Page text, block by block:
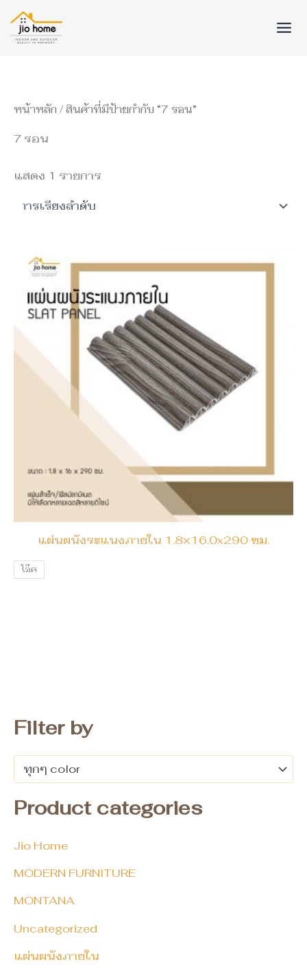
Skip
to
content
Filter by
ทุกๆ color
Product categories
Jio Home
MODERN FURNITURE
MONTANA
Uncategorized
แผ่นผนังภายใน
หน้าหลัก / สินค้าที่มีป้ายกำกับ “7 รอน”
7 รอน
แสดง 1 รายการ
แผ่นผนังระแนงภายใน 1.8×16.0x290 ซม.
โอ๊ค